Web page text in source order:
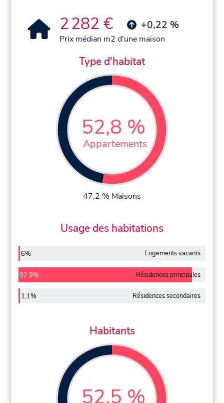
2 282 € +0,22 %
Prix médian m2 d'une maison
Type d'habitat
52,8 %
Appartements
47,2 % Maisons
Usage des habitations
6% Logements vacants
92,9% Résidences principales
1,1% Résidences secondaires
Habitants
52,5 %